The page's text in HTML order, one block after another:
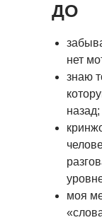
нет
знаю
назад;
моя
ДО